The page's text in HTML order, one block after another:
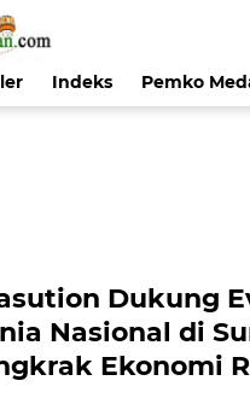
Indeks Pemko
Dukung
Nasional di
Ekonomi